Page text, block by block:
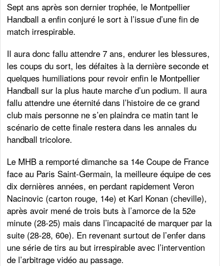
Sept ans après son dernier trophée, le Montpellier
Handball a enfin conjuré le sort à l’issue d’une fin de
match irrespirable.
Il aura donc fallu attendre 7 ans, endurer les blessures,
les coups du sort, les défaites à la dernière seconde et
quelques humiliations pour revoir enfin le Montpellier
Handball sur la plus haute marche d’un podium. Il aura
fallu attendre une éternité dans l’histoire de ce grand
club mais personne ne s’en plaindra ce matin tant le
scénario de cette finale restera dans les annales du
handball tricolore.
Le MHB a remporté dimanche sa 14e Coupe de France
face au Paris Saint-Germain, la meilleure équipe de ces
dix dernières années, en perdant rapidement Veron
Nacinovic (carton rouge, 14e) et Karl Konan (cheville),
après avoir mené de trois buts à l’amorce de la 52e
minute (28-25) mais dans l’incapacité de marquer par la
suite (28-28, 60e). En revenant surtout de l’enfer dans
une série de tirs au but irrespirable avec l’intervention
de l’arbitrage vidéo au passage.